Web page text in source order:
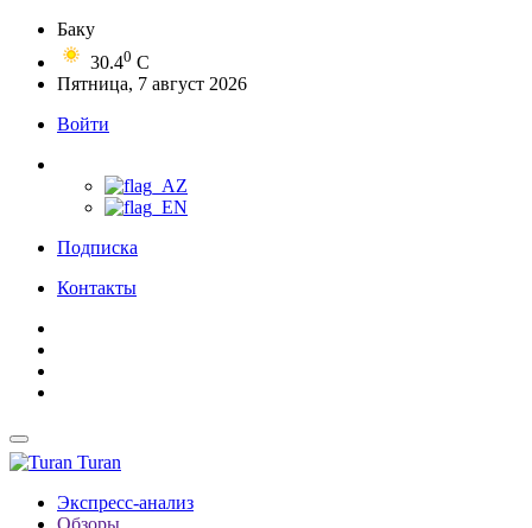
Баку
30.40 C
Пятница, 7 август 2026
Войти
Подписка
Контакты
Turan
Экспресс-анализ
Обзоры